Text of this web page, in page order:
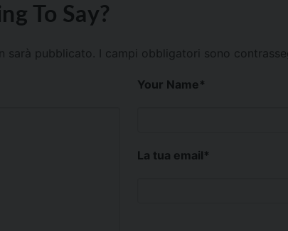
To Say?
sarà pubblicato. I campi obbligatori sono
Your Name*
La tua email*